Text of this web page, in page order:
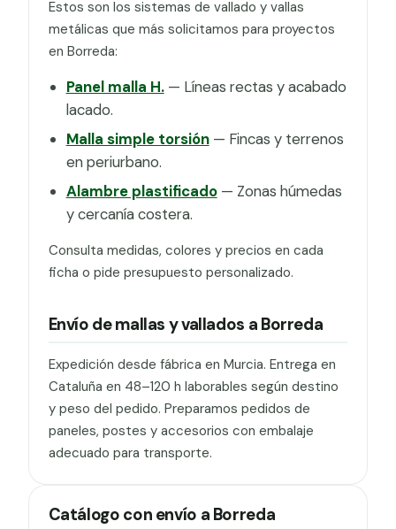
Estos son los sistemas de vallado y vallas
metálicas que más solicitamos para proyectos
en Borreda:
Panel malla H.— Líneas rectas y acabado
lacado.
Malla simple torsión— Fincas y terrenos
en periurbano.
Alambre plastificado— Zonas húmedas
y cercanía costera.
Consulta medidas, colores y precios en cada
ficha o pide presupuesto personalizado.
Envío de mallas y vallados a Borreda
Expedición desde fábrica en Murcia. Entrega en
Cataluña en 48–120 h laborables según destino
y peso del pedido. Preparamos pedidos de
paneles, postes y accesorios con embalaje
adecuado para transporte.
Catálogo con envío a Borreda